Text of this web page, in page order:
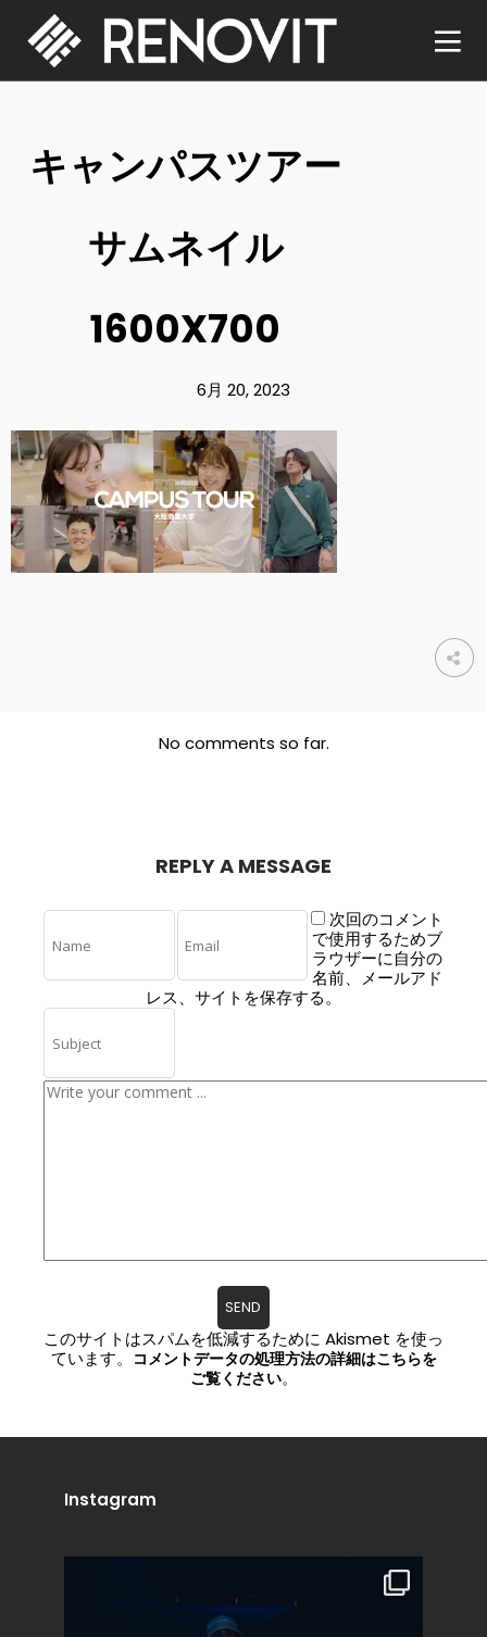
キャンパスツアー
サムネイル
1600X700
6月 20, 2023
No comments so far.
REPLY A MESSAGE
次回のコメント
で使用するためブ
ラウザーに自分の
名前、メールアド
レス、サイトを保存する。
このサイトはスパムを低減するために Akismet を使っ
ています。 コメントデータの処理方法の詳細はこちらを
ご覧ください。
Instagram